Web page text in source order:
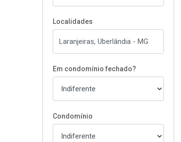
Localidades
Em condomínio fechado?
Condomínio